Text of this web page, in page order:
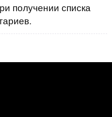
получении списка